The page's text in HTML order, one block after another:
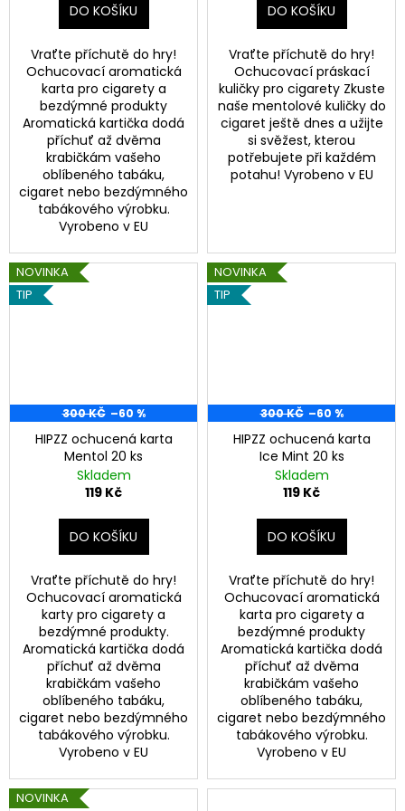
DO KOŠÍKU
Vraťte příchutě do hry!
Ochucovací aromatická
karta pro cigarety a
bezdýmné produkty
Aromatická kartička dodá
příchuť až dvěma
krabičkám vašeho
oblíbeného tabáku,
cigaret nebo bezdýmného
tabákového výrobku.
Vyrobeno v EU
DO KOŠÍKU
Vraťte příchutě do hry!
Ochucovací práskací
kuličky pro cigarety Zkuste
naše mentolové kuličky do
cigaret ještě dnes a užijte
si svěžest, kterou
potřebujete při každém
potahu! Vyrobeno v EU
NOVINKA
TIP
300 KČ –60 %
HIPZZ ochucená karta
Mentol 20 ks
Skladem
119 Kč
DO KOŠÍKU
Vraťte příchutě do hry!
Ochucovací aromatická
karty pro cigarety a
bezdýmné produkty.
Aromatická kartička dodá
příchuť až dvěma
krabičkám vašeho
oblíbeného tabáku,
cigaret nebo bezdýmného
tabákového výrobku.
Vyrobeno v EU
NOVINKA
TIP
300 KČ –60 %
HIPZZ ochucená karta
Ice Mint 20 ks
Skladem
119 Kč
DO KOŠÍKU
Vraťte příchutě do hry!
Ochucovací aromatická
karta pro cigarety a
bezdýmné produkty
Aromatická kartička dodá
příchuť až dvěma
krabičkám vašeho
oblíbeného tabáku,
cigaret nebo bezdýmného
tabákového výrobku.
Vyrobeno v EU
NOVINKA